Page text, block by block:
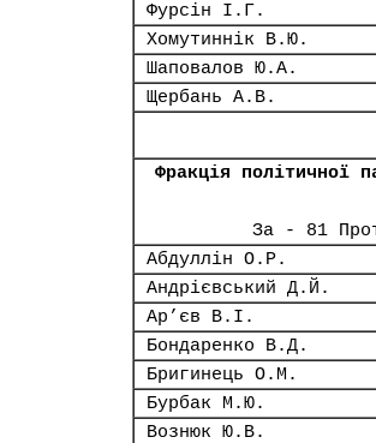
Фурсін І.Г.
Хомутиннік В.Ю.
Шаповалов Ю.А.
Щербань А.В.
Фракція політичної
За - 81
Абдуллін О.Р.
Андрієвський Д.Й.
Ар’єв В.І.
Бондаренко В.Д.
Бригинець О.М.
Бурбак М.Ю.
Вознюк Ю.В.